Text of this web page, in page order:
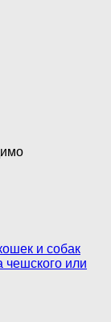
и собак
чешского или